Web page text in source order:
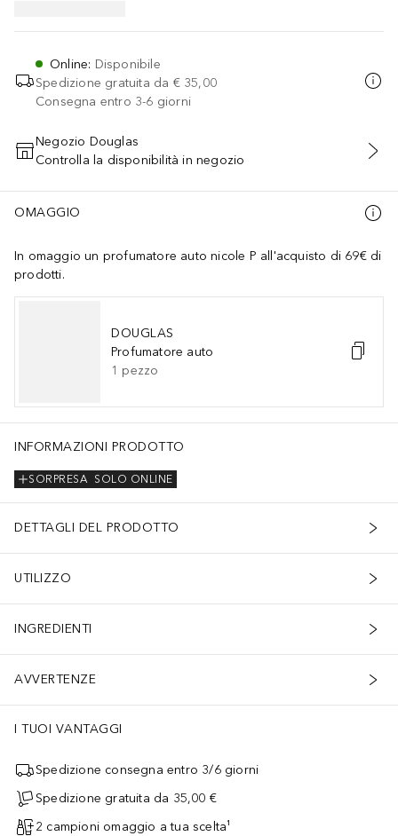
Online: Disponibile
Spedizione gratuita da € 35,00
Consegna entro 3-6 giorni
AGGIUNGI AL CARRELLO
Negozio Douglas
Controlla la disponibilità in negozio
OMAGGIO
In omaggio un profumatore auto nicole P all'acquisto di 69€ di
prodotti.
DOUGLAS
Profumatore auto
1 pezzo
INFORMAZIONI PRODOTTO
SOLO ONLINE
SORPRESA
DETTAGLI DEL PRODOTTO
UTILIZZO
INGREDIENTI
AVVERTENZE
I TUOI VANTAGGI
Spedizione consegna entro 3/6 giorni
Spedizione gratuita da 35,00 €
2 campioni omaggio a tua scelta¹